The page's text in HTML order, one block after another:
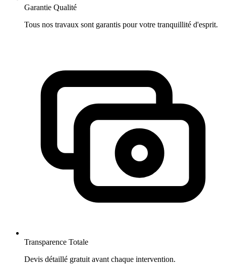
Garantie Qualité
Tous nos travaux sont garantis pour votre tranquillité d'esprit.
Transparence Totale
Devis détaillé gratuit avant chaque intervention.